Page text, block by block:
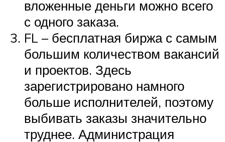
вложенные деньги можно всего
с одного заказа.
FL – бесплатная биржа с самым
большим количеством вакансий
и проектов. Здесь
зарегистрировано намного
больше исполнителей, поэтому
выбивать заказы значительно
труднее. Администрация